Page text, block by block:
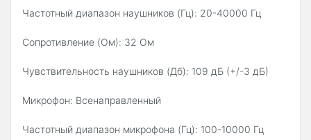
Частотный диапазон наушников (Гц): 20-40000 Гц
Сопротивление (Ом): 32 Ом
Чувствительность наушников (Дб): 109 дБ (+/-3 дБ)
Микрофон: Всенаправленный
Частотный диапазон микрофона (Гц): 100-10000 Гц